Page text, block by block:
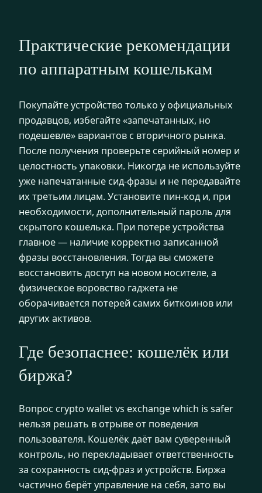
Практические рекомендации
по аппаратным кошелькам
Покупайте устройство только у официальных
продавцов, избегайте «запечатанных, но
подешевле» вариантов с вторичного рынка.
После получения проверьте серийный номер и
целостность упаковки. Никогда не используйте
уже напечатанные сид-фразы и не передавайте
их третьим лицам. Установите пин-код и, при
необходимости, дополнительный пароль для
скрытого кошелька. При потере устройства
главное — наличие корректно записанной
фразы восстановления. Тогда вы сможете
восстановить доступ на новом носителе, а
физическое воровство гаджета не
оборачивается потерей самих биткоинов или
других активов.
Где безопаснее: кошелёк или
биржа?
Вопрос crypto wallet vs exchange which is safer
нельзя решать в отрыве от поведения
пользователя. Кошелёк даёт вам суверенный
контроль, но перекладывает ответственность
за сохранность сид-фраз и устройств. Биржа
частично берёт управление на себя, зато вы